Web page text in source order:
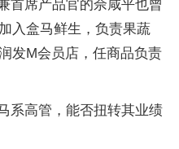
首席产品官的佘咸平也曾
入盒马鲜生，负责果蔬
发M会员店，任商品负责
系高管，能否扭转其业绩